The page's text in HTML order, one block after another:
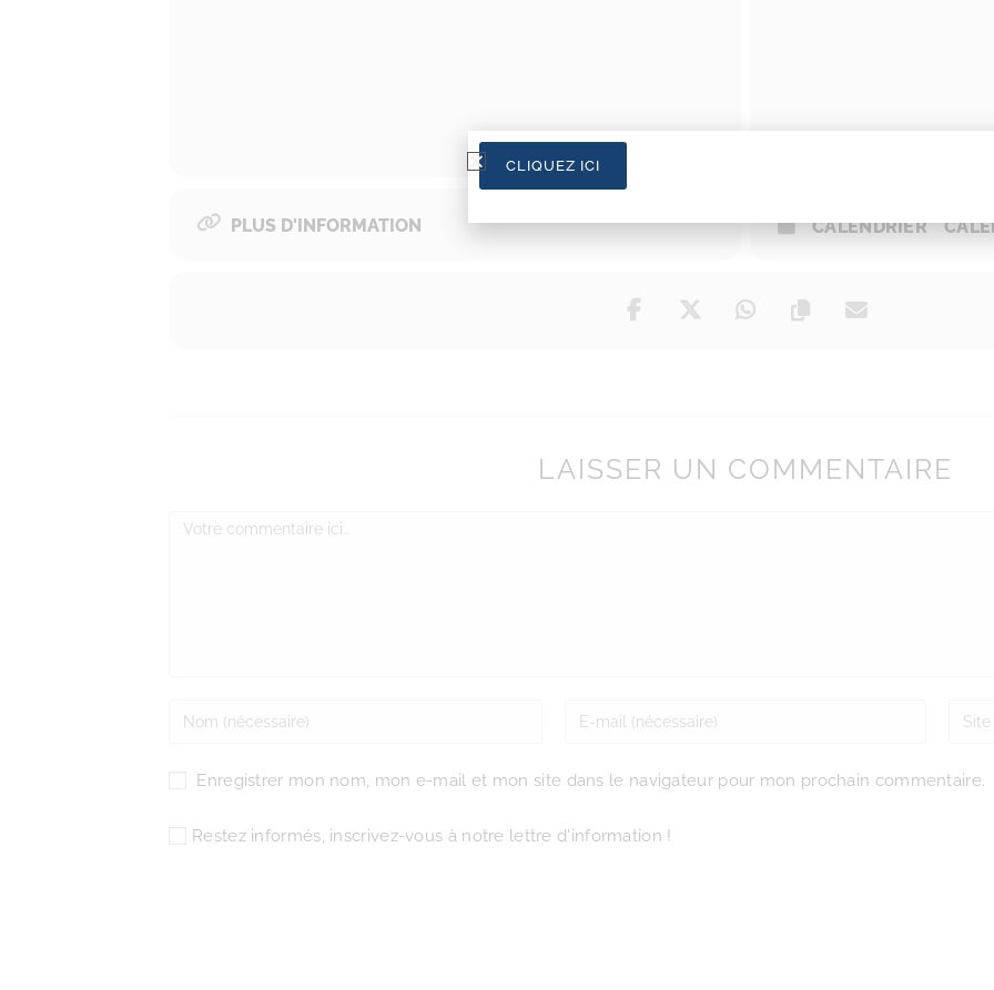
PLUS D'INFORMATION CALENDRIER
LAISSER UN COMMENTAIRE
Enregistrer mon nom, mon e-mail et mon site dans le navigateur pour mon prochain commentaire.
Restez informés, inscrivez-vous à notre lettre d'information !
CLIQUEZ ICI